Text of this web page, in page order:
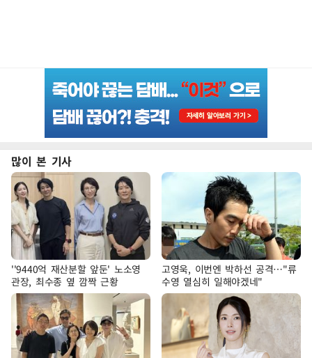
많이 본 기사
''9440억 재산분할 앞둔' 노소영
관장, 최수종 옆 깜짝 근황
고영욱, 이번엔 박하선 공격…"류
수영 열심히 일해야겠네"